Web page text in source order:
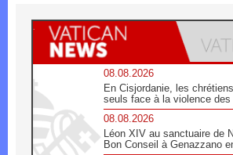
08.08.2026
En Cisjordanie, les
seuls face à la violence des
08.08.2026
Léon XIV au sanctuaire de
Bon Conseil à Genazzano